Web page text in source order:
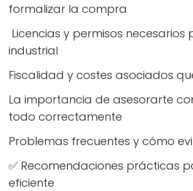
formalizar la compra
Licencias y permisos
industrial
Fiscalidad y costes asociados
La importancia de asesorarte
todo correctamente
Problemas frecuentes y cómo
✅ Recomendaciones prácticas
eficiente